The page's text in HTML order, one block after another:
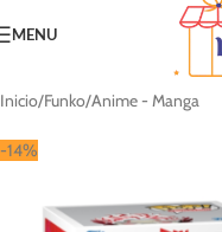
MENU
Inicio/Funko/Anime - Manga
-14%